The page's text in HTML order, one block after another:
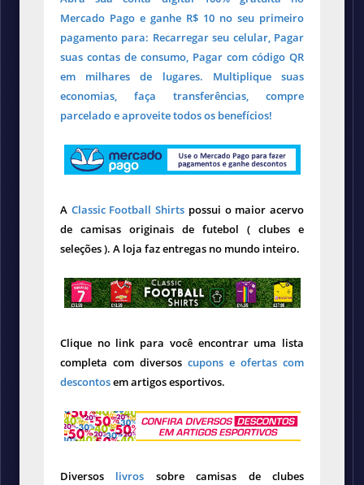
Mercado Pago e ganhe R$ 10 no seu primeiro
pagamento para: Recarregar seu celular, Pagar
suas contas de consumo, Pagar com código QR
em milhares de lugares. Multiplique suas
economias, faça transferências, compre
parcelado e aproveite todos os benefícios!
A Classic Football Shirts possui o maior acervo
de camisas originais de futebol ( clubes e
seleções ). A loja faz entregas no mundo inteiro.
Clique no link para você encontrar uma lista
completa com diversos cupons e ofertas com
descontosem artigos esportivos.
Diversos livros sobre camisas de clubes